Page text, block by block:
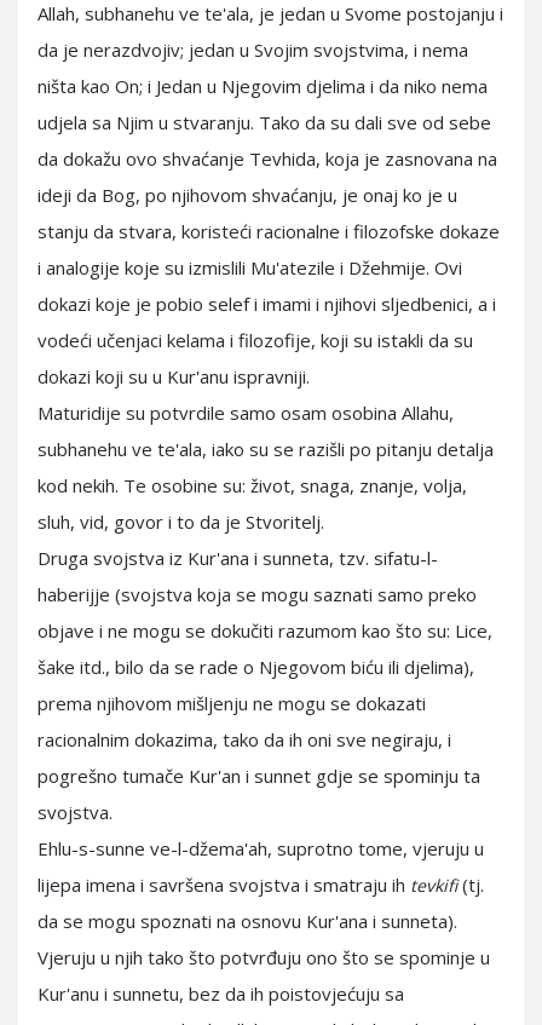
Allah, subhanehu ve te'ala, je jedan u Svome postojanju i
da je nerazdvojiv; jedan u Svojim svojstvima, i nema
ništa kao On; i Jedan u Njegovim djelima i da niko nema
udjela sa Njim u stvaranju. Tako da su dali sve od sebe
da dokažu ovo shvaćanje Tevhida, koja je zasnovana na
ideji da Bog, po njihovom shvaćanju, je onaj ko je u
stanju da stvara, koristeći racionalne i filozofske dokaze
i analogije koje su izmislili Mu'atezile i Džehmije. Ovi
dokazi koje je pobio selef i imami i njihovi sljedbenici, a i
vodeći učenjaci kelama i filozofije, koji su istakli da su
dokazi koji su u Kur'anu ispravniji.
Maturidije su potvrdile samo osam osobina Allahu,
subhanehu ve te'ala, iako su se razišli po pitanju detalja
kod nekih. Te osobine su: život, snaga, znanje, volja,
sluh, vid, govor i to da je Stvoritelj.
Druga svojstva iz Kur'ana i sunneta, tzv. sifatu-l-
haberijje (svojstva koja se mogu saznati samo preko
objave i ne mogu se dokučiti razumom kao što su: Lice,
šake itd., bilo da se rade o Njegovom biću ili djelima),
prema njihovom mišljenju ne mogu se dokazati
racionalnim dokazima, tako da ih oni sve negiraju, i
pogrešno tumače Kur'an i sunnet gdje se spominju ta
svojstva.
Ehlu-s-sunne ve-l-džema'ah, suprotno tome, vjeruju u
lijepa imena i savršena svojstva i smatraju ih tevkifi(tj.
da se mogu spoznati na osnovu Kur'ana i sunneta).
Vjeruju u njih tako što potvrđuju ono što se spominje u
Kur'anu i sunnetu, bez da ih poistovjećuju sa